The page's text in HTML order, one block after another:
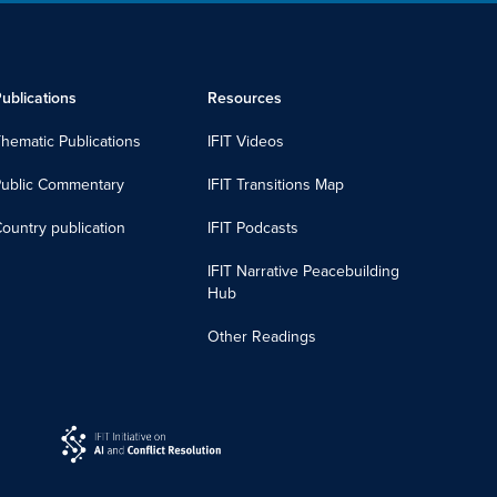
Publications
Commentary
publication
Resources
IFIT Videos
IFIT Transitions Map
IFIT Podcasts
IFIT Narrative Peacebuilding
Hub
Other Readings